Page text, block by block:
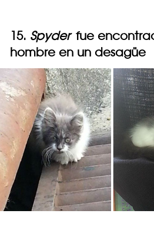
15. Spyderfue
hombre en un desagüe